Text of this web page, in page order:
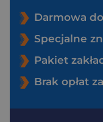
Darmowa
Specjalne
Pakiet
Brak opłat